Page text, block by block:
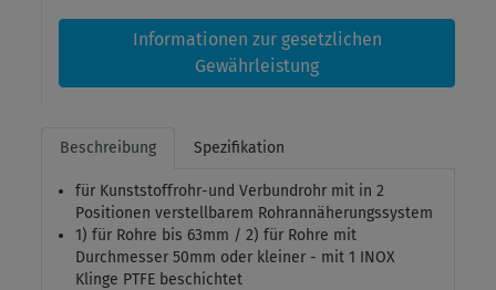
Informationen zur gesetzlichen
Gewährleistung
Beschreibung Spezifikation
für Kunststoffrohr-und Verbundrohr mit in 2
Positionen verstellbarem Rohrannäherungssystem
1) für Rohre bis 63mm / 2) für Rohre mit
Durchmesser 50mm oder kleiner - mit 1 INOX
Klinge PTFE beschichtet